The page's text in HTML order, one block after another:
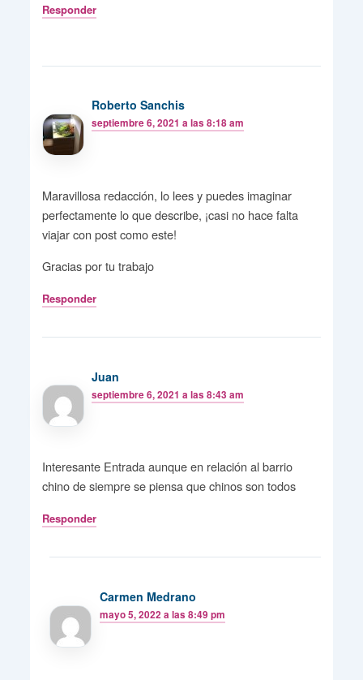
Responder
Roberto Sanchis
septiembre 6, 2021 a las 8:18 am
Maravillosa redacción, lo lees y puedes imaginar
perfectamente lo que describe, ¡casi no hace falta
viajar con post como este!
Gracias por tu trabajo
Responder
Juan
septiembre 6, 2021 a las 8:43 am
Interesante Entrada aunque en relación al barrio
chino de siempre se piensa que chinos son todos
Responder
Carmen Medrano
mayo 5, 2022 a las 8:49 pm